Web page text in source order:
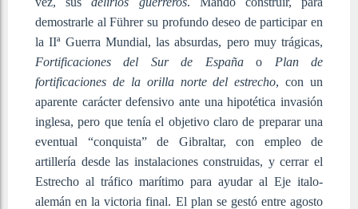
demostrarle al Führer su profundo deseo de participar en
la IIª Guerra Mundial, las absurdas, pero muy trágicas,
Fortificaciones del Sur de Españao Plan de
fortificaciones de la orilla norte del estrecho, con un
aparente carácter defensivo ante una hipotética invasión
inglesa, pero que tenía el objetivo claro de preparar una
eventual “conquista” de Gibraltar, con empleo de
artillería desde las instalaciones construidas, y cerrar el
Estrecho al tráfico marítimo para ayudar al Eje italo-
alemán en la victoria final. El plan se gestó entre agosto